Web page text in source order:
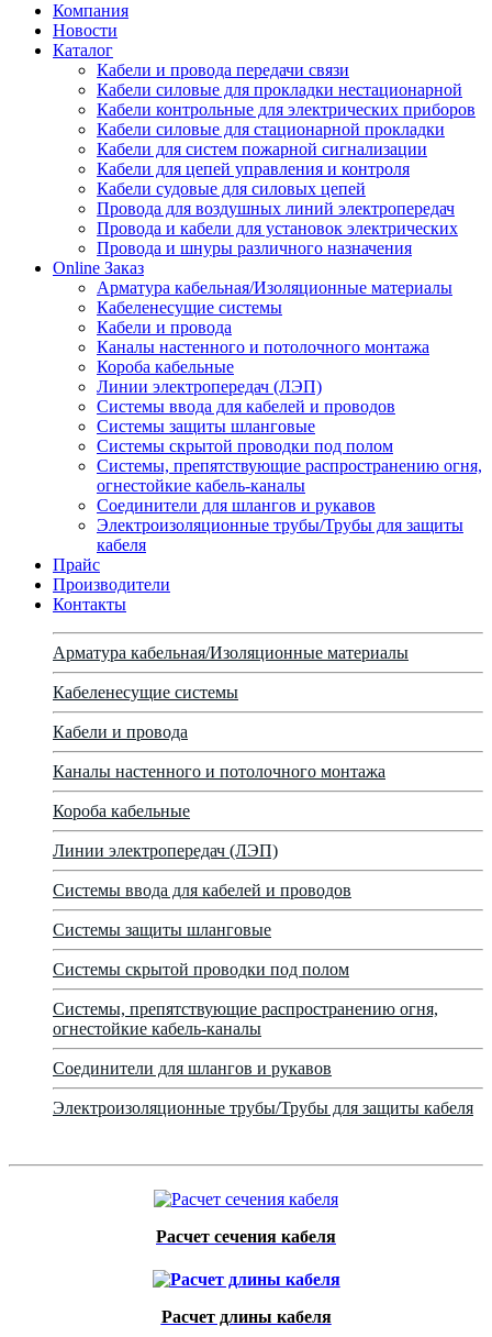
Компания
Новости
Каталог
Кабели и провода передачи связи
Кабели силовые для прокладки нестационарной
Кабели контрольные для электрических приборов
Кабели силовые для стационарной прокладки
Кабели для систем пожарной сигнализации
Кабели для цепей управления и контроля
Кабели судовые для силовых цепей
Провода для воздушных линий электропередач
Провода и кабели для установок электрических
Провода и шнуры различного назначения
Online Заказ
Арматура кабельная/Изоляционные материалы
Кабеленесущие системы
Кабели и провода
Каналы настенного и потолочного монтажа
Короба кабельные
Линии электропередач (ЛЭП)
Системы ввода для кабелей и проводов
Системы защиты шланговые
Системы скрытой проводки под полом
Системы, препятствующие распространению огня,
огнестойкие кабель-каналы
Соединители для шлангов и рукавов
Электроизоляционные трубы/Трубы для защиты
кабеля
Прайс
Производители
Контакты
Арматура кабельная/Изоляционные материалы
Кабеленесущие системы
Кабели и провода
Каналы настенного и потолочного монтажа
Короба кабельные
Линии электропередач (ЛЭП)
Системы ввода для кабелей и проводов
Системы защиты шланговые
Системы скрытой проводки под полом
Системы, препятствующие распространению огня,
огнестойкие кабель-каналы
Соединители для шлангов и рукавов
Электроизоляционные трубы/Трубы для защиты кабеля
Расчет сечения кабеля
Расчет длины кабеля